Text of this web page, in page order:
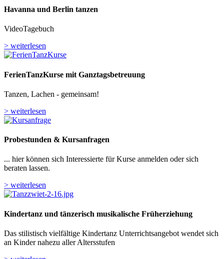
Havanna und Berlin tanzen
VideoTagebuch
> weiterlesen
FerienTanzKurse mit Ganztagsbetreuung
Tanzen, Lachen - gemeinsam!
> weiterlesen
Probestunden & Kursanfragen
... hier können sich Interessierte für Kurse anmelden oder sich
beraten lassen.
> weiterlesen
Kindertanz und tänzerisch musikalische Früherziehung
Das stilistisch vielfältige Kindertanz Unterrichtsangebot wendet sich
an Kinder nahezu aller Altersstufen